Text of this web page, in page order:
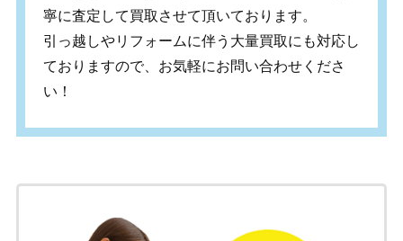
寧に査定して買取させて頂いております。
引っ越しやリフォームに伴う大量買取にも対応し
ておりますので、お気軽にお問い合わせくださ
い！